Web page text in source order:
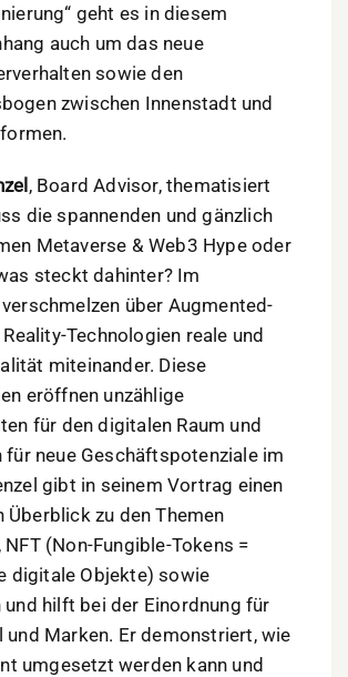
geht es in diesem
auch um das neue
sowie den
zwischen Innenstadt und
, Board Advisor, thematisiert
die spannenden und gänzlich
Metaverse & Web3 Hype oder
steckt dahinter? Im
über Augmented-
Technologien reale und
miteinander. Diese
eröffnen unzählige
für den digitalen Raum und
für neue Geschäftspotenziale im
gibt in seinem Vortrag einen
Überblick zu den Themen
(Non-Fungible-Tokens =
digitale Objekte) sowie
und hilft bei der Einordnung für
und Marken. Er demonstriert, wie
umgesetzt werden kann und